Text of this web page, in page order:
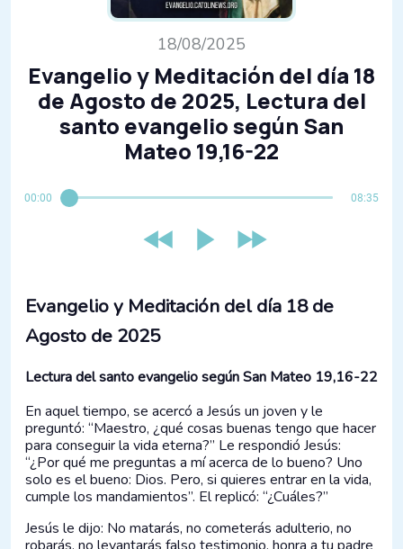
18/08/2025
Evangelio y Meditación del día 18
de Agosto de 2025, Lectura del
santo evangelio según San
Mateo 19,16-22
00:00 08:35
Evangelio y Meditación del día 18 de
Agosto de 2025
Lectura del santo evangelio según San Mateo 19,16-22
En aquel tiempo, se acercó a Jesús un joven y le
preguntó: “Maestro, ¿qué cosas buenas tengo que hacer
para conseguir la vida eterna?” Le respondió Jesús:
“¿Por qué me preguntas a mí acerca de lo bueno? Uno
solo es el bueno: Dios. Pero, si quieres entrar en la vida,
cumple los mandamientos”. El replicó: “¿Cuáles?”
Jesús le dijo: No matarás, no cometerás adulterio, no